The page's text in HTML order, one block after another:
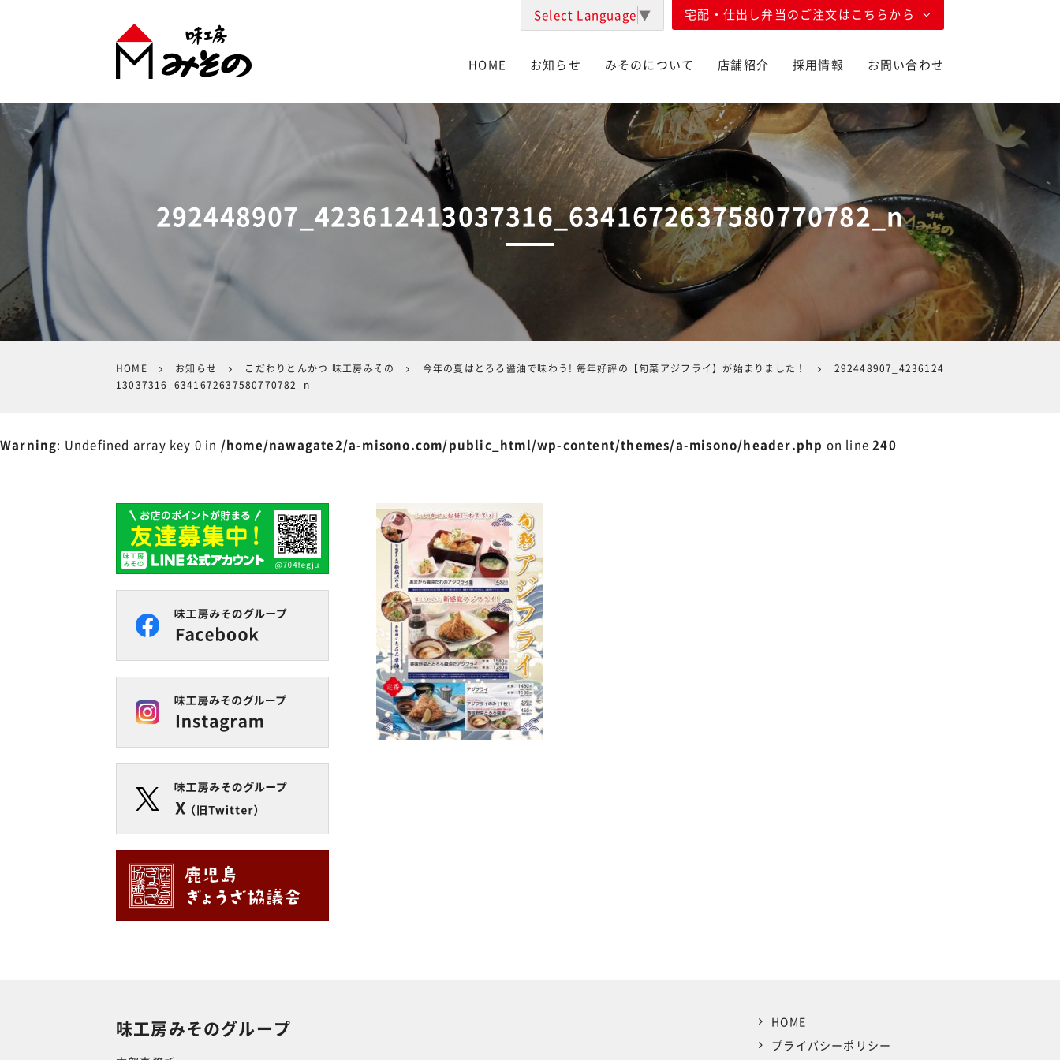
Select Language▼ 宅配・仕出し弁当のご注文はこちらから
HOME お知らせ みそのについて 店舗紹介 採用情報 お問い合わせ
292448907_423612413037316_6341672637580770782_n
HOME お知らせ こだわりとんかつ 味工房みその 今年の夏はとろろ醤油で味わう! 毎年好評の【旬菜アジフライ】が始まりました！
292448907_4236124
13037316_6341672637580770782_n
Warning: Undefined array key 0 in /home/nawagate2/a-misono.com/public_html/wp-content/themes/a-misono/header.php on line240
味工房みそのグループ
HOME
プライバシーポリシー